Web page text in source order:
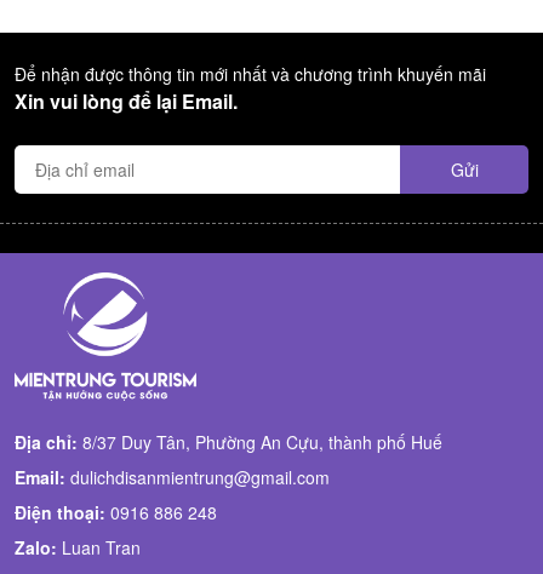
Để nhận được thông tin mới nhất và chương trình khuyến mãi
Xin vui lòng để lại Email.
Địa chỉ: 8/37 Duy Tân, Phường An Cựu, thành phố Huế
Email: dulichdisanmientrung@gmail.com
Điện thoại: 0916 886 248
Zalo: Luan Tran